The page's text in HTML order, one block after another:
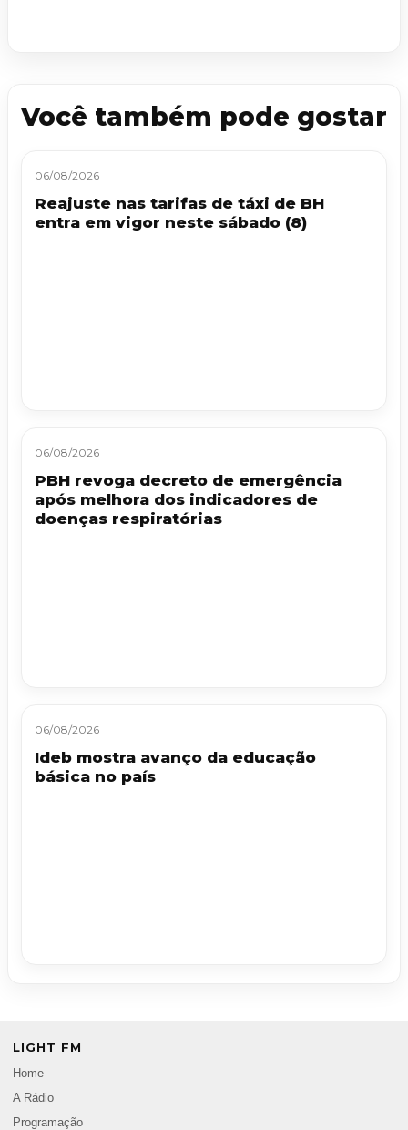
Você também pode gostar
06/08/2026
Reajuste nas tarifas de táxi de BH
entra em vigor neste sábado (8)
06/08/2026
PBH revoga decreto de emergência
após melhora dos indicadores de
doenças respiratórias
06/08/2026
Ideb mostra avanço da educação
básica no país
LIGHT FM
Home
A Rádio
Programação